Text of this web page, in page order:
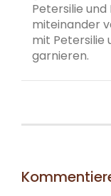
Petersilie
miteinander
mit Petersilie
garnieren.